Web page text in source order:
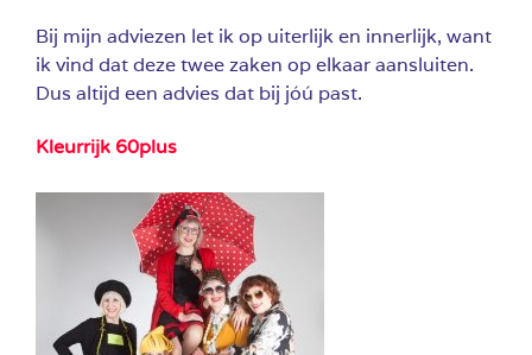
Bij mijn adviezen let ik op uiterlijk en innerlijk, want
ik vind dat deze twee zaken op elkaar aansluiten.
Dus altijd een advies dat bij jóú past.
Kleurrijk 60plus